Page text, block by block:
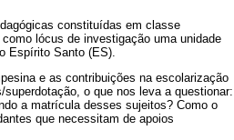
constituídas em classe
lócus de investigação uma unidade
Espírito Santo (ES).
e as contribuições na escolarização
o que nos leva a questionar:
a matrícula desses sujeitos? Como o
que necessitam de apoios